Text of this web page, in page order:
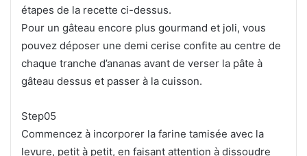
étapes de la recette ci-dessus.
Pour un gâteau encore plus gourmand et joli, vous
pouvez déposer une demi cerise confite au centre de
chaque tranche d’ananas avant de verser la pâte à
gâteau dessus et passer à la cuisson.
Step05
Commencez à incorporer la farine tamisée avec la
levure, petit à petit, en faisant attention à dissoudre